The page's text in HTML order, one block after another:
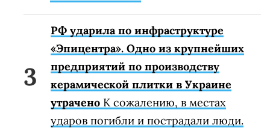
РФ ударила по инфраструктуре
«Эпицентра». Одно из крупнейших
предприятий по производству
керамической плитки в Украине
утрачено К сожалению, в местах
ударов погибли и пострадали люди.